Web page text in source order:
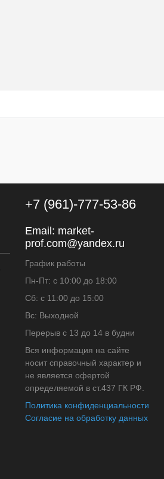
+7 (961)-777-53-86
Email: market-
prof.com@yandex.ru
График работы
Пн-Пт: с 10:00 до 18:00
Сб: с 11:00 до 15:00
Вс: Выходной
Перерыв с 13 до 14 в будни
Вся информация на сайте
носит справочный характер и
не является офертой
определяемой в ст.437 ГК РФ.
Политика конфиденциальности
Согласие на обработку данных